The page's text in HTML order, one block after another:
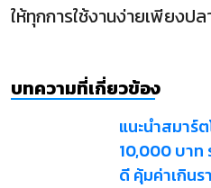
ให้ทุกการใช้งานง่ายเพียงป
บทความที่เกี่ยวข้อง
แนะนำสมาร์
10,000 บาท
ดี คุ้มค่าเกินร